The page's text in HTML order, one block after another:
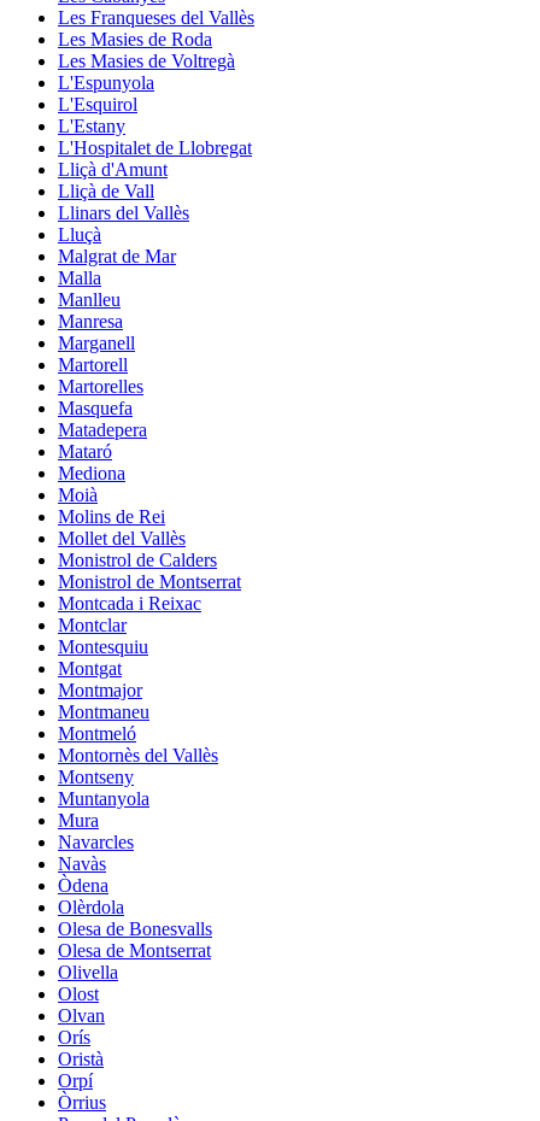
Les Franqueses del Vallès
Les Masies de Roda
Les Masies de Voltregà
L'Espunyola
L'Esquirol
L'Estany
L'Hospitalet de Llobregat
Lliçà d'Amunt
Lliçà de Vall
Llinars del Vallès
Lluçà
Malgrat de Mar
Malla
Manlleu
Manresa
Marganell
Martorell
Martorelles
Masquefa
Matadepera
Mataró
Mediona
Moià
Molins de Rei
Mollet del Vallès
Monistrol de Calders
Monistrol de Montserrat
Montcada i Reixac
Montclar
Montesquiu
Montgat
Montmajor
Montmaneu
Montmeló
Montornès del Vallès
Montseny
Muntanyola
Mura
Navarcles
Navàs
Òdena
Olèrdola
Olesa de Bonesvalls
Olesa de Montserrat
Olivella
Olost
Olvan
Orís
Oristà
Orpí
Òrrius